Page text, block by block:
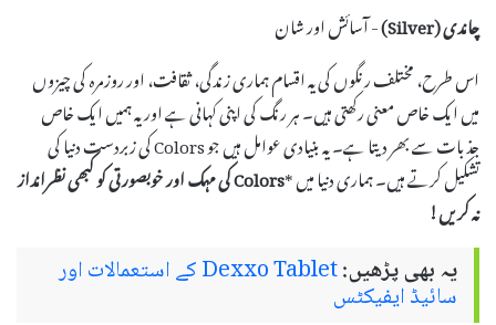
چاندی (Silver)
- آسائش اور شان
اس طرح، مختلف رنگوں کی یہ اقسام ہماری زندگی، ثقافت، اور روزمرہ کی چیزوں
میں ایک خاص معنی رکھتی ہیں۔ ہر رنگ کی اپنی کہانی ہے اور یہ ہمیں ایک خاص
جذبات سے بھر دیتا ہے۔ یہ بنیادی عوامل ہیں جو Colors کی زبردست دنیا کی
تشکیل کرتے ہیں۔ ہماری دنیا میں *Colorsکی مہک اور خوبصورتی کو کبھی نظرانداز
نہ کریں!
یہ بھی پڑھیں: Dexxo Tablet کے استعمالات اور
سائیڈ ایفیکٹس